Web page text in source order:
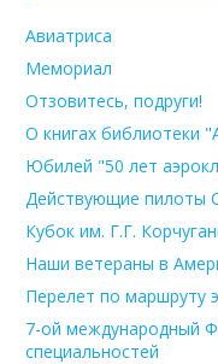
Авиатриса
Мемориал
Отзовитесь, подруги!
О книгах библиотеки
Юбилей "50 лет
Действующие пилоты
Кубок им. Г.Г.
Наши ветераны в
Перелет по маршруту
7-ой международный
специальностей